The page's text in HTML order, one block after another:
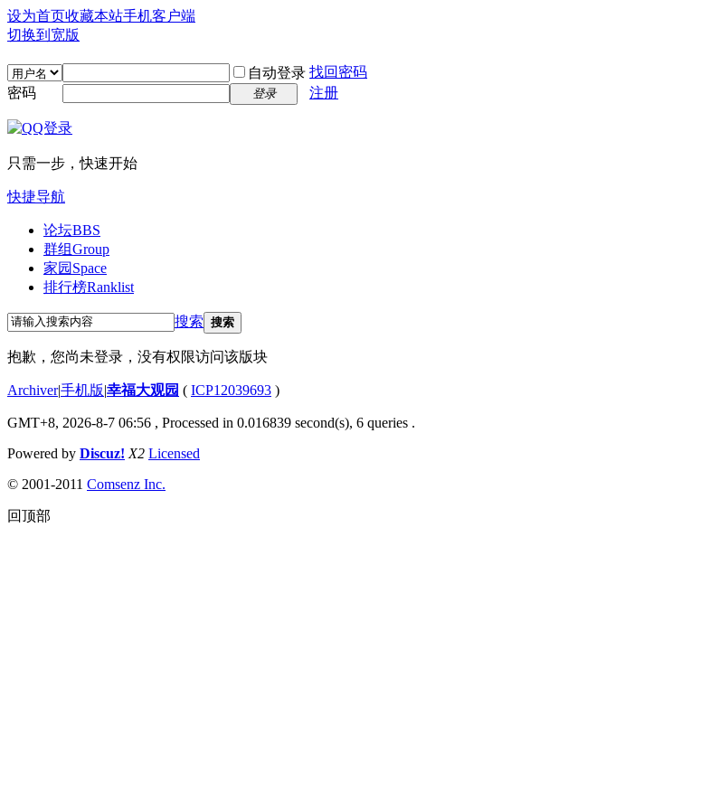
设为首页收藏本站手机客户端
切换到宽版
自动登录 找回密码
密码
登录 注册
只需一步，快速开始
快捷导航
论坛BBS
群组Group
家园 Space
排行榜Ranklist
搜索 搜索
抱歉，您尚未登录，没有权限访问该版块
Archiver|手机版|幸福大观园 ( ICP12039693 )
GMT+8, 2026-8-7 06:56 , Processed in 0.016839 second(s), 6 queries .
Powered by Discuz! X2 Licensed
© 2001-2011 Comsenz Inc.
回顶部